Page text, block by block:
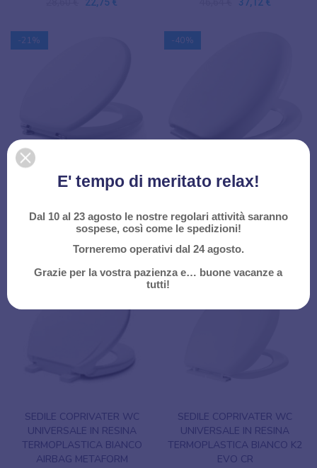
-21%
SEDILE COPRIVATER WC
UNIVERSALE IN MDF BIANCO
Sedili wc universali
-40%
SEDILE COPRIVATER WC
UNIVERSALE IN
Sedili wc universali
-20%
SEDILE COPRIVATER WC
UNIVERSALE IN RESINA
TERMOPLASTICA BIANCO
AIRBAG METAFORM
-16%
SEDILE COPRIVATER WC
UNIVERSALE IN RESINA
TERMOPLASTICA BIANCO K2
EVO CR
Grazie per la vostra pazienza e… buone vacanze a
tutti!
Torneremo operativi dal 24 agosto.
Dal 10 al 23 agosto le nostre regolari attività saranno
sospese, così come le spedizioni!
E' tempo di meritato relax!